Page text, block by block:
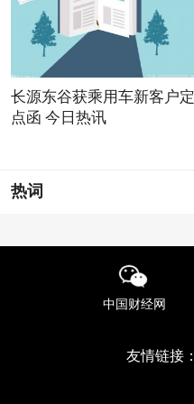
长源东谷获乘用车新客户定
点函 今日热讯
热词
中国财经网
友情链接：